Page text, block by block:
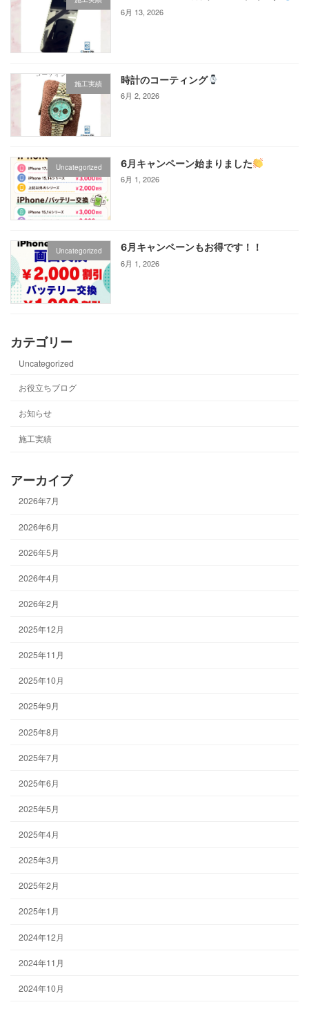
6月 13, 2026
施工実績 時計のコーティング
6月 2, 2026
Uncategorized 6月キャンペーン始まりました
6月 1, 2026
Uncategorized 6月キャンペーンもお得です！！
6月 1, 2026
カテゴリー
Uncategorized
お役立ちブログ
お知らせ
施工実績
アーカイブ
2026年7月
2026年6月
2026年5月
2026年4月
2026年2月
2025年12月
2025年11月
2025年10月
2025年9月
2025年8月
2025年7月
2025年6月
2025年5月
2025年4月
2025年3月
2025年2月
2025年1月
2024年12月
2024年11月
2024年10月